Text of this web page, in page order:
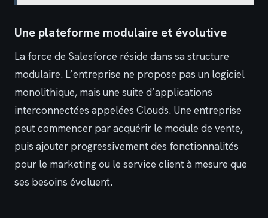
Une plateforme modulaire et évolutive
La force de Salesforce réside dans sa structure
modulaire. L’entreprise ne propose pas un logiciel
monolithique, mais une suite d’applications
interconnectées appelées Clouds. Une entreprise
peut commencer par acquérir le module de vente,
puis ajouter progressivement des fonctionnalités
pour le marketing ou le service client à mesure que
ses besoins évoluent.